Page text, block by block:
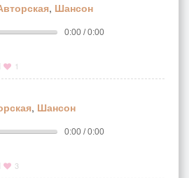
, Шансон
0:00 / 0:00
1
, Шансон
0:00 / 0:00
3